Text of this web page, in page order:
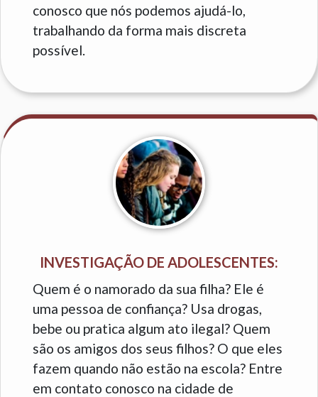
conosco que nós podemos ajudá-lo,
trabalhando da forma mais discreta
possível.
INVESTIGAÇÃO DE ADOLESCENTES:
Quem é o namorado da sua filha? Ele é
uma pessoa de confiança? Usa drogas,
bebe ou pratica algum ato ilegal? Quem
são os amigos dos seus filhos? O que eles
fazem quando não estão na escola? Entre
em contato conosco na cidade de